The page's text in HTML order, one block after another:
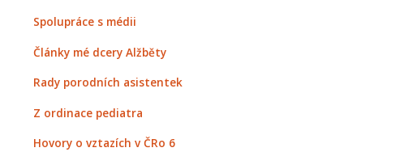
Spolupráce s médii
Články mé dcery Alžběty
Rady porodních asistentek
Z ordinace pediatra
Hovory o vztazích v ČRo 6